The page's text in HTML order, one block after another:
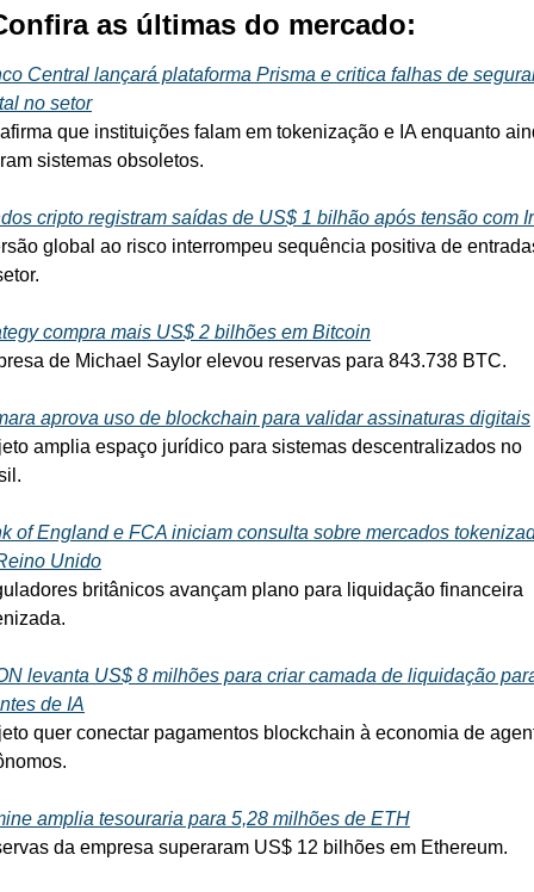
as últimas do mercado:
Central lançará plataforma Prisma e critica falhas de
no setor
que instituições falam em tokenização e IA enquanto
sistemas obsoletos.
cripto registram saídas de US$ 1 bilhão após tensão com
global ao risco interrompeu sequência positiva de
compra mais US$ 2 bilhões em Bitcoin
de Michael Saylor elevou reservas para 843.738 BTC.
aprova uso de blockchain para validar assinaturas digitais
amplia espaço jurídico para sistemas descentralizados no
of England e FCA iniciam consulta sobre mercados
Unido
britânicos avançam plano para liquidação financeira
levanta US$ 8 milhões para criar camada de liquidação
de IA
quer conectar pagamentos blockchain à economia de
amplia tesouraria para 5,28 milhões de ETH
da empresa superaram US$ 12 bilhões em Ethereum.